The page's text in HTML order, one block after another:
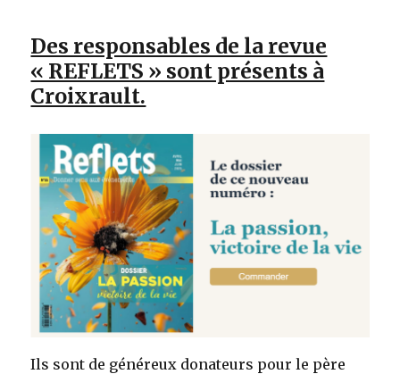
Des responsables de la revue
« REFLETS » sont présents à
Croixrault.
Ils sont de généreux donateurs pour le père